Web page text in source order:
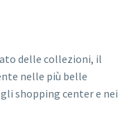
delle collezioni, il
nelle più belle
shopping center e nei